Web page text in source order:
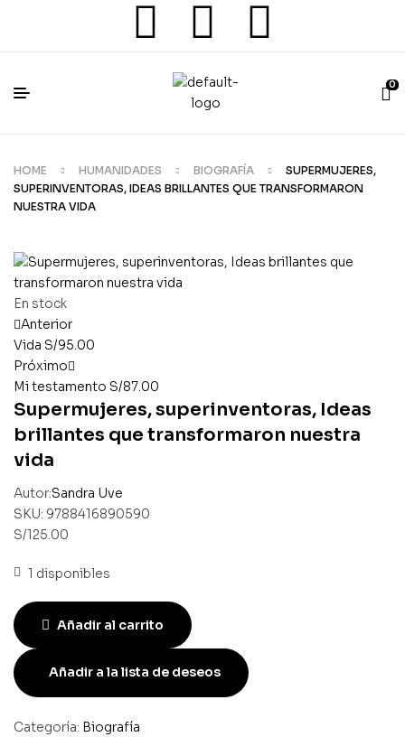
0
HOME HUMANIDADES BIOGRAFÍA
SUPERMUJERES,
SUPERINVENTORAS, IDEAS BRILLANTES QUE TRANSFORMARON
NUESTRA VIDA
En stock
Anterior
Vida S/95.00
Próximo
Mi testamento S/87.00
Supermujeres, superinventoras, Ideas
brillantes que transformaron nuestra
vida
Autor:Sandra Uve
SKU: 9788416890590
S/125.00
1 disponibles
Añadir al carrito
Añadir a la lista de deseos
Categoría: Biografía